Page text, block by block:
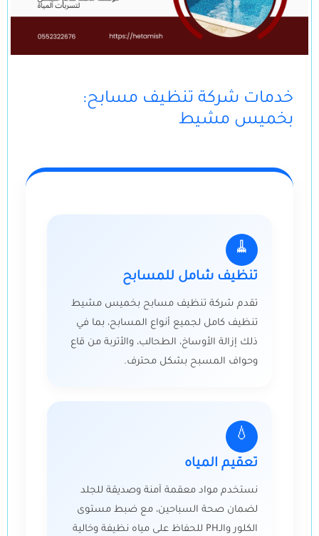
:خدمات شركة تنظيف مسابح
بخميس مشيط
🧹
تنظيف شامل للمسابح
تقدم شركة تنظيف مسابح بخميس مشيط
تنظيف كامل لجميع أنواع المسابح، بما في
ذلك إزالة الأوساخ، الطحالب، والأتربة من قاع
وحواف المسبح بشكل محترف.
💧
تعقيم المياه
نستخدم مواد معقمة آمنة وصديقة للجلد
لضمان صحة السباحين، مع ضبط مستوى
الكلور والـPH للحفاظ على مياه نظيفة وخالية